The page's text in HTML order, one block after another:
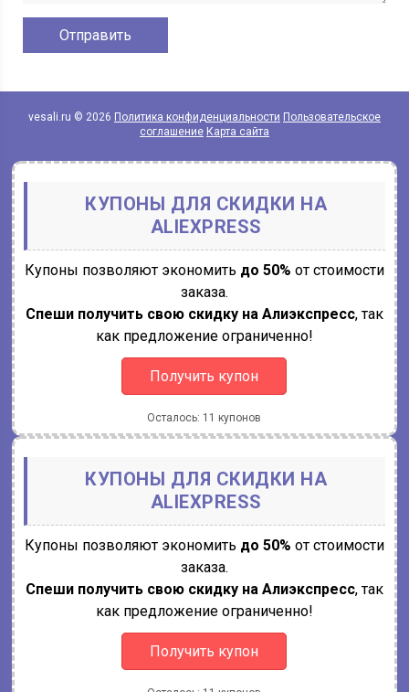
vesali.ru © 2026 Политика конфиденциальности Пользовательское
соглашение Карта сайта
КУПОНЫ ДЛЯ СКИДКИ НА
ALIEXPRESS
Купоны позволяют экономить до 50% от стоимости
заказа.
Спеши получить свою скидку на Алиэкспресс, так
как предложение ограниченно!
Получить купон
Осталось: 11 купонов
КУПОНЫ ДЛЯ СКИДКИ НА
ALIEXPRESS
Купоны позволяют экономить до 50% от стоимости
заказа.
Спеши получить свою скидку на Алиэкспресс, так
как предложение ограниченно!
Получить купон